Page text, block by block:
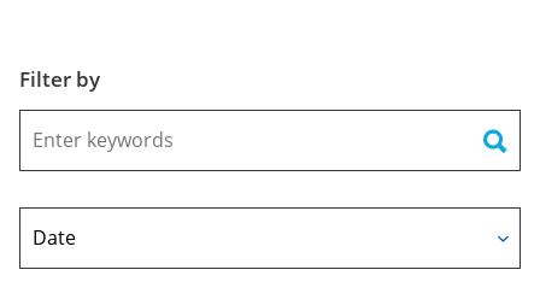
Filter by
Keywords